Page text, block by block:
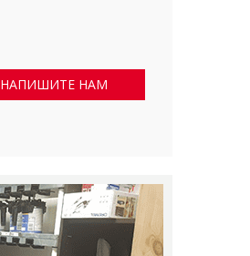
НАПИШИТЕ НАМ